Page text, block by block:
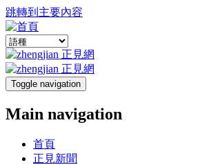
跳轉到主要內容
Toggle navigation
Main navigation
首頁
正見新聞